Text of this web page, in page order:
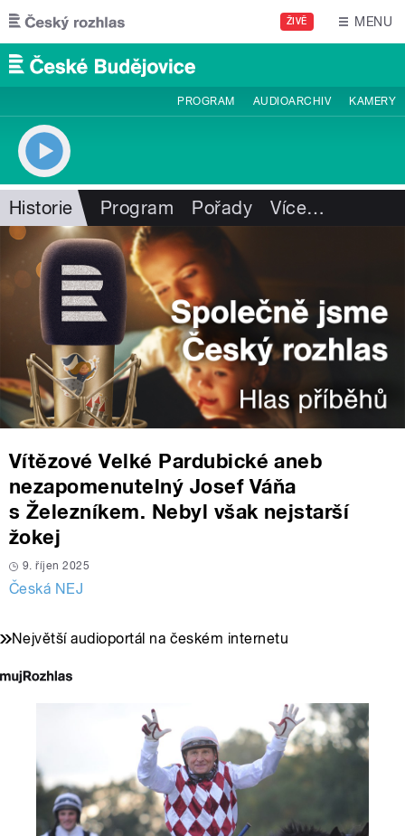
Přejít k hlavnímu obsahu
ŽIVĚ MENU
PROGRAM AUDIOARCHIV KAMERY
Historie Program Pořady Více…
Vítězové Velké Pardubické aneb
nezapomenutelný Josef Váňa
s Železníkem. Nebyl však nejstarší
žokej
9. říjen 2025
Česká NEJ
Největší audioportál na českém internetu